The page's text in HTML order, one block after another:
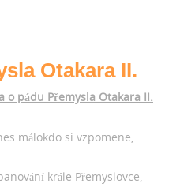
Otakara II.
o pádu Přemysla Otakara II.
málokdo si vzpomene,
krále Přemyslovce,